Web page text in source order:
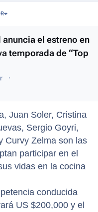
el estreno en
temporada de “Top
Juan Soler, Cristina
Sergio Goyri,
Curvy Zelma son las
participar en el
vidas en la cocina
conducida
US $200,000 y el